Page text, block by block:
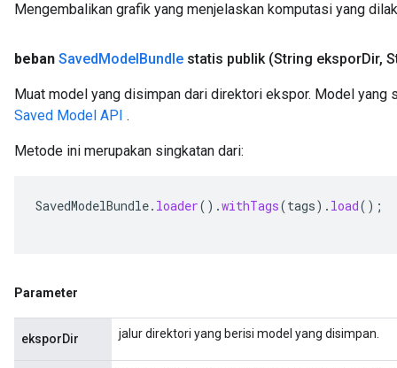
Mengembalikan grafik yang menjelaskan komputasi yang
beban SavedModelBundle statis publik (String eksporDir,
Muat model yang disimpan dari direktori ekspor. Model yang
Saved Model API .
Metode ini merupakan singkatan dari:
SavedModelBundle. loader().withTags(tags). load();
Parameter
eksporDir jalur direktori yang berisi model yang disimpan.